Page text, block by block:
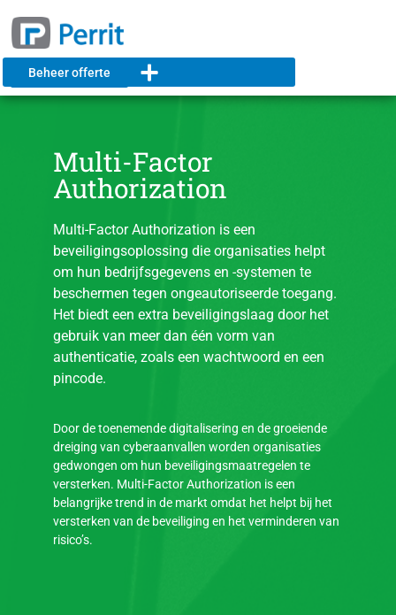
Beheer offerte
Multi-Factor
Authorization
Multi-Factor Authorization is een
beveiligingsoplossing die organisaties helpt
om hun bedrijfsgegevens en -systemen te
beschermen tegen ongeautoriseerde toegang.
Het biedt een extra beveiligingslaag door het
gebruik van meer dan één vorm van
authenticatie, zoals een wachtwoord en een
pincode.
Door de toenemende digitalisering en de groeiende
dreiging van cyberaanvallen worden organisaties
gedwongen om hun beveiligingsmaatregelen te
versterken. Multi-Factor Authorization is een
belangrijke trend in de markt omdat het helpt bij het
versterken van de beveiliging en het verminderen van
risico’s.